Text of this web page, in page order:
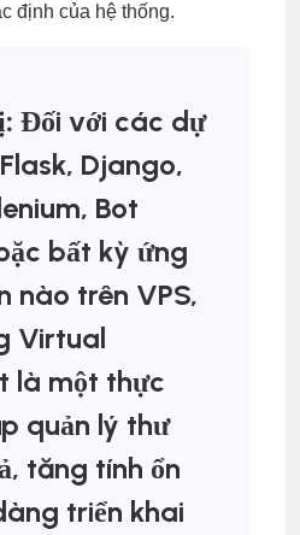
định của hệ thống.
Đối với các dự
Django,
Bot
bất kỳ ứng
nào trên VPS,
Virtual
là một thực
quản lý thư
tăng tính ổn
triển khai